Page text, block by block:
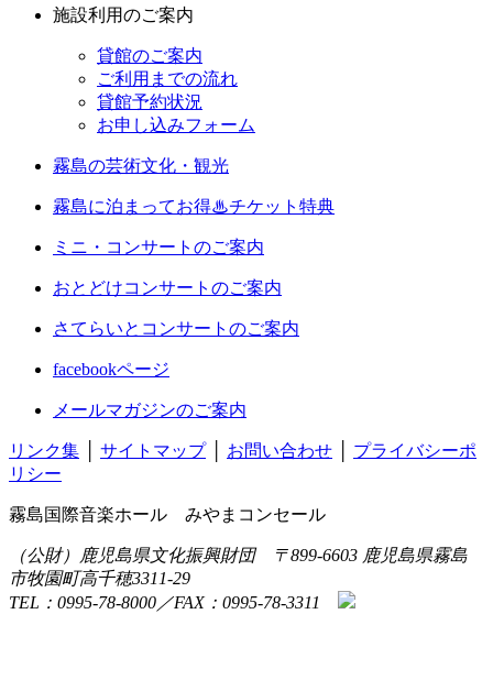
施設利用のご案内
貸館のご案内
ご利用までの流れ
貸館予約状況
お申し込みフォーム
霧島の芸術文化・観光
霧島に泊まってお得♨チケット特典
ミニ・コンサートのご案内
おとどけコンサートのご案内
さてらいとコンサートのご案内
facebookページ
メールマガジンのご案内
リンク集 サイトマップ│ お問い合わせ
プライバシーポ
リシー
霧島国際音楽ホール みやまコンセール
（公財）鹿児島県文化振興財団 〒899-6603 鹿児島県霧島
市牧園町高千穂3311-29
TEL：0995-78-8000／FAX：0995-78-3311